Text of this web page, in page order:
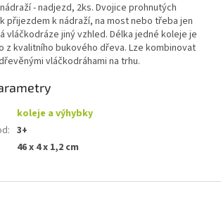
- nadjezd, 2ks. Dvojice prohnutých
přijezdem k nádraží, na most nebo třeba jen
vláčkodráze jiný vzhled. Délka jedné koleje je
z kvalitního bukového dřeva. Lze kombinovat
vláčkodráhami na trhu.
koleje a výhybky
: 3+
46 x 4 x 1,2 cm